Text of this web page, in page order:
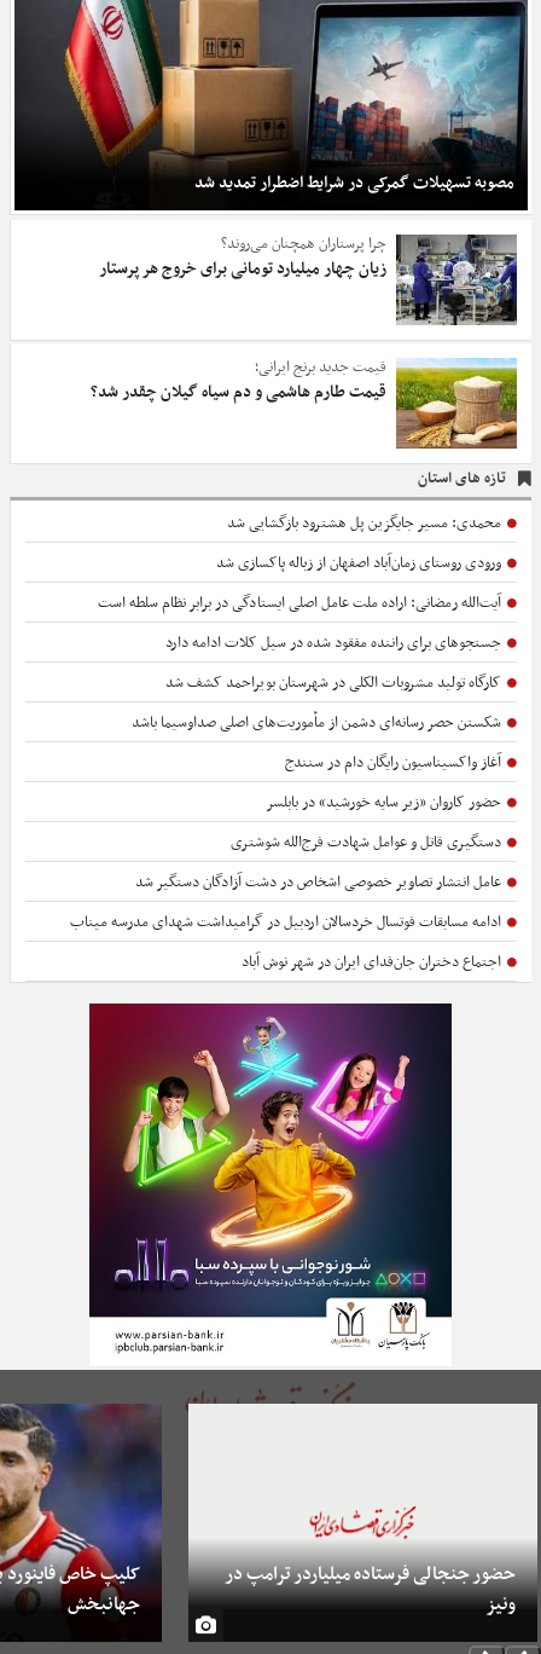
مصوبه تسهیلات گمرکی در شرایط اضطرار تمدید شد
چرا پرستاران همچنان می‌روند؟
زیان چهار میلیارد تومانی برای خروج هر پرستار
قیمت جدید برنج ایرانی؛
قیمت طارم هاشمی و دم سیاه گیلان چقدر شد؟
تازه های استان
محمدی: مسیر جایگزین پل هشترود بازگشایی شد
ورودی روستای زمان‌آباد اصفهان از زباله پاکسازی شد
آیت‌الله رمضانی: اراده ملت عامل اصلی ایستادگی در برابر نظام سلطه است
جستجوهای برای راننده مفقود شده در سیل کلات ادامه دارد
کارگاه تولید مشروبات الکلی در شهرستان بویراحمد کشف شد
شکستن حصر رسانه‌ای دشمن از مأموریت‌های اصلی صداوسیما باشد
آغاز واکسیناسیون رایگان دام در سنندج
حضور کاروان «زیر سایه خورشید» در بابلسر
دستگیری قاتل و عوامل شهادت فرج‌الله شوشتری
عامل انتشار تصاویر خصوصی اشخاص در دشت آزادگان دستگیر شد
ادامه مسابقات فوتسال خردسالان اردبیل در گرامیداشت شهدای مدرسه میناب
اجتماع دختران جان‌فدای ایران در شهر نوش آباد
حضور جنجالی فرستاده میلیاردر ترامپ در
ونیز
کلیپ خاص فاینورد
جهانبخش